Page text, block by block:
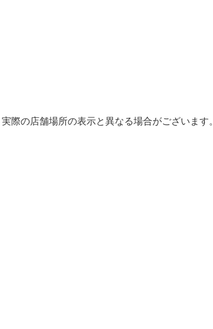
際の店舗場所の表示と異なる場合がございます。